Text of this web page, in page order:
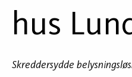
hus
Skreddersydde